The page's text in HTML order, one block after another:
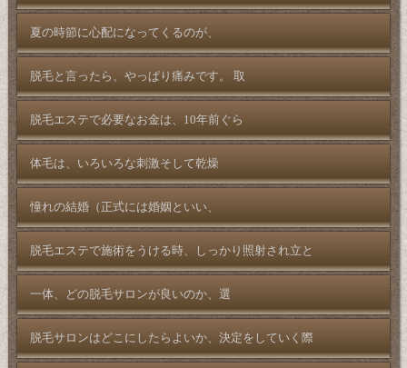
夏の時節に心配になってくるのが、
脱毛と言ったら、やっぱり痛みです。 取
脱毛エステで必要なお金は、10年前ぐら
体毛は、いろいろな刺激そして乾燥
憧れの結婚（正式には婚姻といい、
脱毛エステで施術をうける時、しっかり照射され立と
一体、どの脱毛サロンが良いのか、選
脱毛サロンはどこにしたらよいか、決定をしていく際